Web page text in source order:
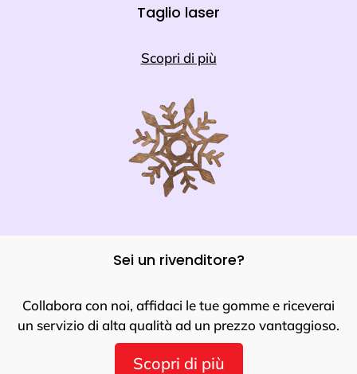
Taglio laser
Scopri di più
Sei un rivenditore?
Collabora con noi, affidaci le tue gomme e riceverai
un servizio di alta qualità ad un prezzo vantaggioso.
Scopri di più